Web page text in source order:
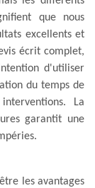
que nous
excellents et
écrit complet,
d'utiliser
du temps de
La
garantit une
les avantages